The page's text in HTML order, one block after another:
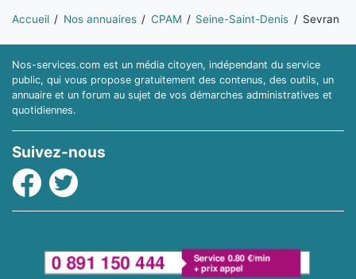
Vous êtes ici:
Accueil Nos annuaires CPAM Seine-Saint-Denis Sevran
Nos-services.com est un média citoyen, indépendant du service
public, qui vous propose gratuitement des contenus, des outils, un
annuaire et un forum au sujet de vos démarches administratives et
quotidiennes.
Suivez-nous
Facebook
Twitter